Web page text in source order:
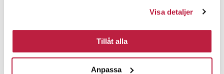
Visa detaljer
Tillåt alla
Anpassa
Trigevej 20, Søften
8382 Hinnerup